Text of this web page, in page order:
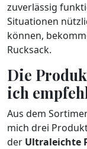
zuverlässig
Situationen
können,
Rucksack.
Die
ich
Aus dem
mich drei
der Ultraleichte